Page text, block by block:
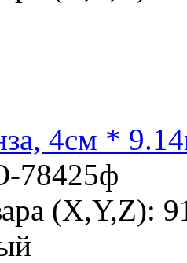
4см *
78425ф
(X,Y,Z):